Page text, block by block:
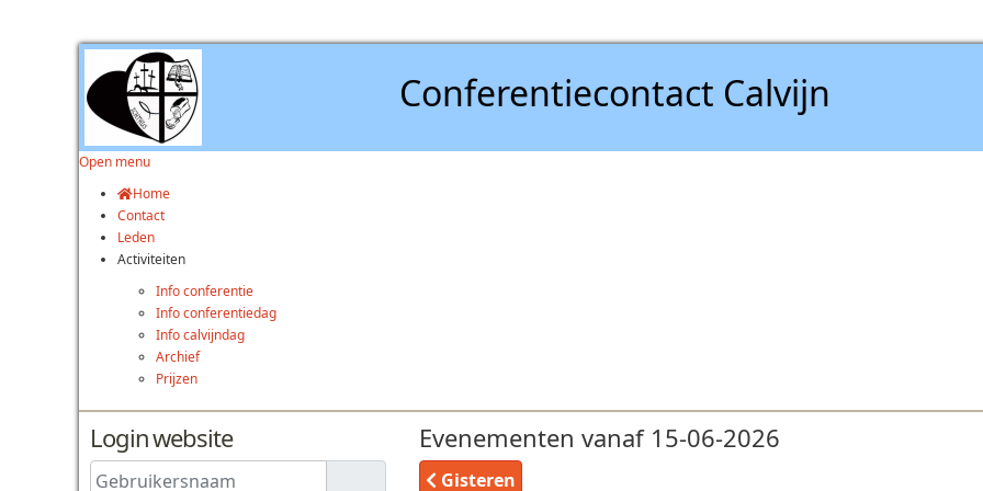
Conferentiecontact Calvijn
Open menu
Home
Contact
Leden
Activiteiten
Info conferentie
Info conferentiedag
Info calvijndag
Archief
Prijzen
Login website
Gebruikersnaam
Evenementen vanaf 15-06-2026
Gisteren